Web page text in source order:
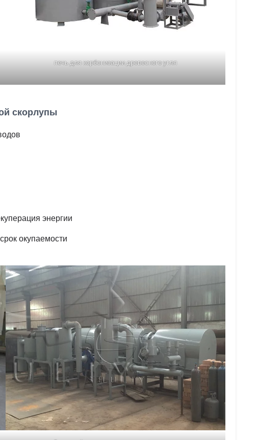
печь для карбонизации древесного угля
скорлупы
энергии
окупаемости